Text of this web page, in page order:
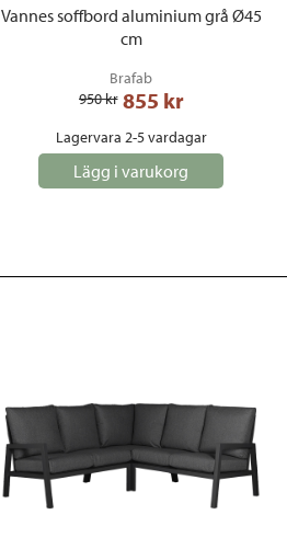
Vannes soffbord aluminium grå Ø45
cm
Brafab
950 kr 855 kr
Lagervara 2-5 vardagar
Lägg i varukorg